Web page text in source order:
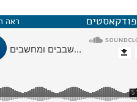
פודקאסטים ראה